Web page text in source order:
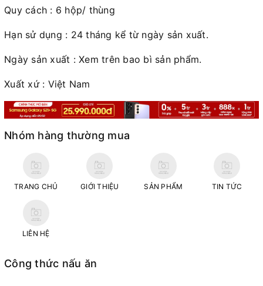
Quy cách : 6 hộp/ thùng
Hạn sử dụng : 24 tháng kể từ ngày sản xuất.
Ngày sản xuất : Xem trên bao bì sản phẩm.
Xuất xứ : Việt Nam
Nhóm hàng thường mua
TRANG CHỦ GIỚI THIỆU SẢN PHẨM TIN TỨC
LIÊN HỆ
Công thức nấu ăn